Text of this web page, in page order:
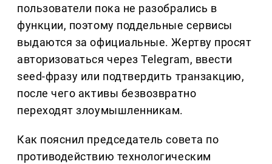
пользователи пока не разобрались в
функции, поэтому поддельные сервисы
выдаются за официальные. Жертву просят
авторизоваться через Telegram, ввести
seed-фразу или подтвердить транзакцию,
после чего активы безвозвратно
переходят злоумышленникам.
Как пояснил председатель совета по
противодействию технологическим